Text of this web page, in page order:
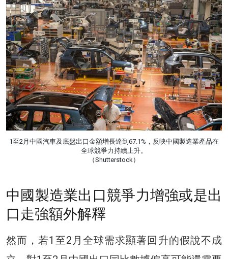
1至2月中國汽車及底盤出口金額增長達到67.1%，反映中國製造業產品在
全球競爭力持續上升。
（Shutterstock）
中國製造業出口競爭力增強或是出
口走強額外解釋
然而，若1至2月全球需求顯著回升的假說不成